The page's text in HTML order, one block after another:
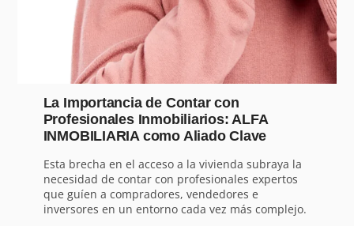
La Importancia de Contar con
Profesionales Inmobiliarios: ALFA
INMOBILIARIA como Aliado Clave
Esta brecha en el acceso a la vivienda subraya la
necesidad de contar con profesionales expertos
que guíen a compradores, vendedores e
inversores en un entorno cada vez más complejo.